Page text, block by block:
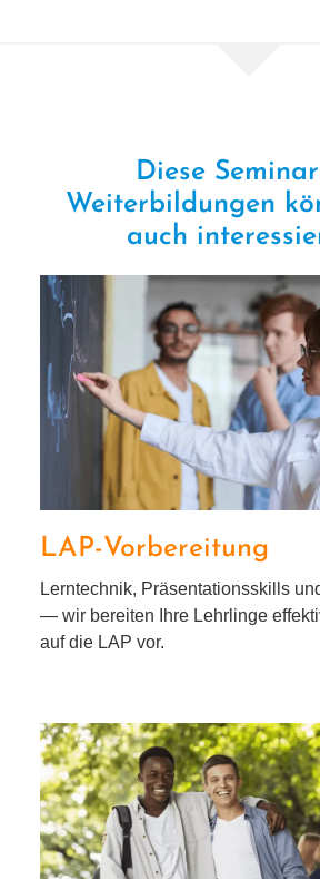
Diese
Weiterbildungen
auch
LAP-
LAP-Vorbereitung
Lerntechnik, Präsentationsskills
— wir berei­ten Ihre Lehrlinge
auf die LAP vor.
& Social